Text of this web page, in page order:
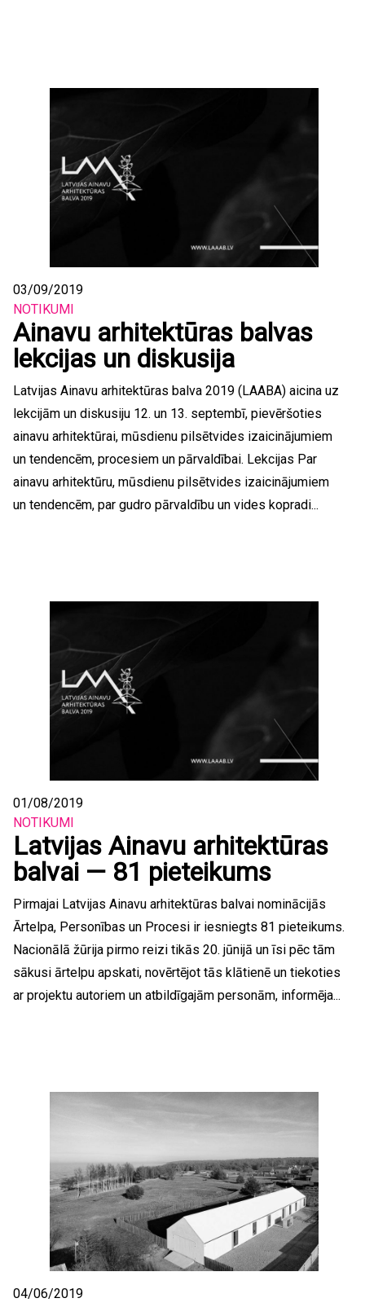
03/09/2019
NOTIKUMI
Ainavu arhitektūras balvas
lekcijas un diskusija
Latvijas Ainavu arhitektūras balva 2019 (LAABA) aicina uz
lekcijām un diskusiju 12. un 13. septembī, pievēršoties
ainavu arhitektūrai, mūsdienu pilsētvides izaicinājumiem
un tendencēm, procesiem un pārvaldībai. Lekcijas Par
ainavu arhitektūru, mūsdienu pilsētvides izaicinājumiem
un tendencēm, par gudro pārvaldību un vides kopradi...
01/08/2019
NOTIKUMI
Latvijas Ainavu arhitektūras
balvai — 81 pieteikums
Pirmajai Latvijas Ainavu arhitektūras balvai nominācijās
Ārtelpa, Personības un Procesi ir iesniegts 81 pieteikums.
Nacionālā žūrija pirmo reizi tikās 20. jūnijā un īsi pēc tām
sākusi ārtelpu apskati, novērtējot tās klātienē un tiekoties
ar projektu autoriem un atbildīgajām personām, informēja...
04/06/2019